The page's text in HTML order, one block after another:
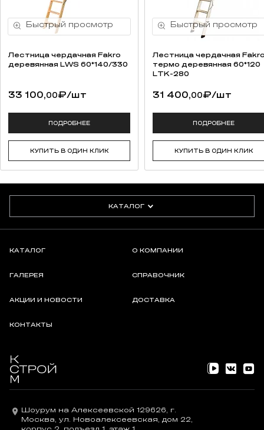
Лестница чердачная Fakro
деревянная LWS 60*140/330
33 100,00₽/шт
ПОДРОБНЕЕ
КУПИТЬ В ОДИН КЛИК
Лестница чердачная
термо деревянная 60*120
LTK-280
31 400,00₽/шт
ПОДРОБНЕЕ
КУПИТЬ В ОДИН КЛИК
КАТАЛОГ
КАТАЛОГ О КОМПАНИИ
ГАЛЕРЕЯ СПРАВОЧНИК
АКЦИИ И НОВОСТИ ДОСТАВКА
КОНТАКТЫ
Шоурум на Алексеевской 129626, г.
Москва, ул. Новоалексеевская, дом 22,